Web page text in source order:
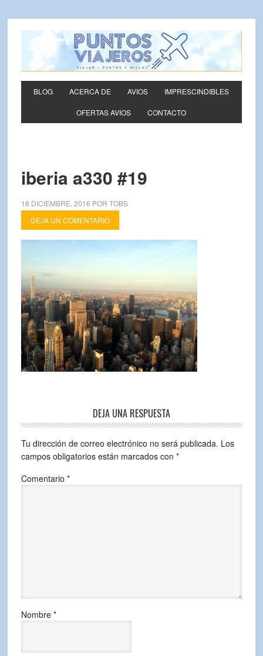
BLOG ACERCA DE AVIOS IMPRESCINDIBLES
OFERTAS AVIOS CONTACTO
iberia a330 #19
18 DICIEMBRE, 2016 POR TOBS
DEJA UN COMENTARIO
DEJA UNA RESPUESTA
Tu dirección de correo electrónico no será publicada. Los
campos obligatorios están marcados con *
Comentario *
Nombre *